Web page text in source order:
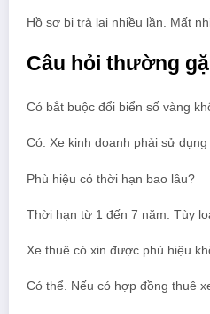
Hồ sơ bị trả lại nhiều lần. Mất
Câu hỏi thường
Có bắt buộc đổi biển số vàng
Có. Xe kinh doanh phải sử
Phù hiệu có thời hạn bao lâu?
Thời hạn từ 1 đến 7 năm. Tùy
Xe thuê có xin được phù hiệu
Có thể. Nếu có hợp đồng thuê